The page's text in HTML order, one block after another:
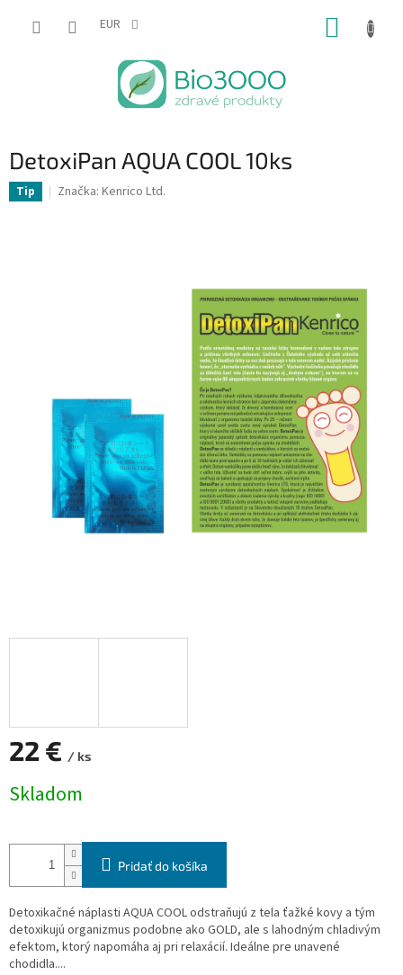
EUR
DetoxiPan AQUA COOL 10ks
Tip Značka: Kenrico Ltd.
22 € / ks
cena:
Skladom
Pridať do košíka
Detoxikačné náplasti AQUA COOL odstraňujú z tela ťažké kovy a tým
detoxikujú organizmus podobne ako GOLD, ale s lahodným chladivým
efektom, ktorý napomáha aj pri relaxácií. Ideálne pre unavené
chodidla....